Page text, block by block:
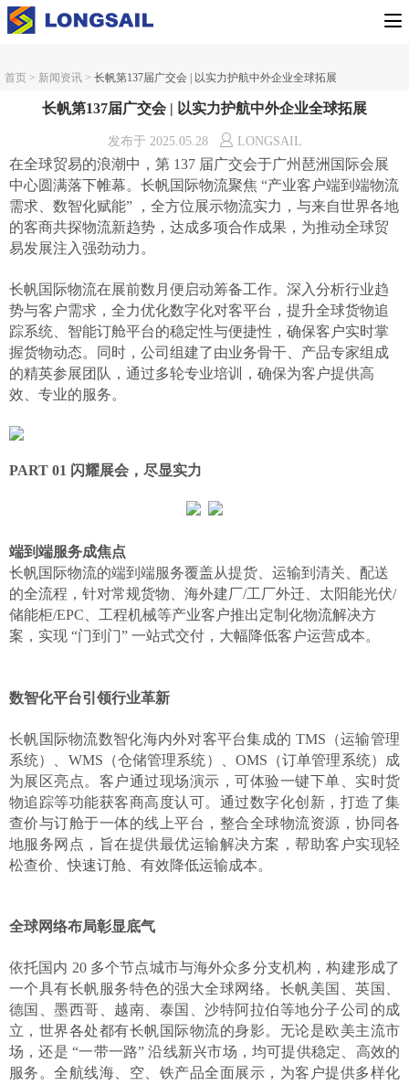
首页 > 新闻资讯 > 长帆第137届广交会 | 以实力护航中外企业全球拓展
长帆第137届广交会 | 以实力护航中外企业全球拓展
发布于 2025.05.28 LONGSAIL
在全球贸易的浪潮中，第 137 届广交会于广州琶洲国际会展
中心圆满落下帷幕。长帆国际物流聚焦 “产业客户端到端物流
需求、数智化赋能” ，全方位展示物流实力，与来自世界各地
的客商共探物流新趋势，达成多项合作成果，为推动全球贸
易发展注入强劲动力。
长帆国际物流在展前数月便启动筹备工作。深入分析行业趋
势与客户需求，全力优化数字化对客平台，提升全球货物追
踪系统、智能订舱平台的稳定性与便捷性，确保客户实时掌
握货物动态。同时，公司组建了由业务骨干、产品专家组成
的精英参展团队，通过多轮专业培训，确保为客户提供高
效、专业的服务。
PART 01 闪耀展会 ， 尽显实力
端到端服务成焦点
长帆国际物流的端到端服务覆盖从提货、运输到清关、配送
的全流程，针对常规货物、海外建厂/工厂外迁、太阳能光伏/
储能柜/EPC、工程机械等产业客户推出定制化物流解决方
案，实现 “门到门” 一站式交付，大幅降低客户运营成本。
数智化平台引领行业革新
长帆国际物流数智化海内外对客平台集成的 TMS（运输管理
系统）、WMS（仓储管理系统）、OMS（订单管理系统）成
为展区亮点。客户通过现场演示，可体验一键下单、实时货
物追踪等功能获客商高度认可。通过数字化创新，打造了集
查价与订舱于一体的线上平台，整合全球物流资源，协同各
地服务网点，旨在提供最优运输解决方案，帮助客户实现轻
松查价、快速订舱、有效降低运输成本。
全球网络布局彰显底气
依托国内 20 多个节点城市与海外众多分支机构，构建形成了
一个具有长帆服务特色的强大全球网络。长帆美国、英国、
德国、墨西哥、越南、泰国、沙特阿拉伯等地分子公司的成
立，世界各处都有长帆国际物流的身影。无论是欧美主流市
场，还是 “一带一路” 沿线新兴市场，均可提供稳定、高效的
服务。全航线海、空、铁产品全面展示，为客户提供多样化